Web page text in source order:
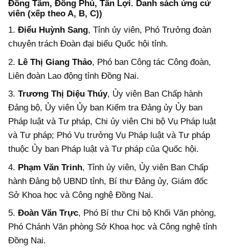
Đồng Tâm, Đồng Phú, Tân Lợi. Danh sách ứng cử
viên (xếp theo A, B, C))
1. Điểu Huỳnh Sang, Tỉnh ủy viên, Phó Trưởng đoàn
chuyên trách Đoàn đại biểu Quốc hội tỉnh.
2. Lê Thị Giang Thảo, Phó ban Công tác Công đoàn,
Liên đoàn Lao động tỉnh Đồng Nai.
3. Trương Thị Diệu Thúy, Ủy viên Ban Chấp hành
Đảng bộ, Ủy viên Ủy ban Kiểm tra Đảng ủy Ủy ban
Pháp luật và Tư pháp, Chi ủy viên Chi bộ Vụ Pháp luật
và Tư pháp; Phó Vụ trưởng Vụ Pháp luật và Tư pháp
thuộc Ủy ban Pháp luật và Tư pháp của Quốc hội.
4. Phạm Văn Trinh, Tỉnh ủy viên, Ủy viên Ban Chấp
hành Đảng bộ UBND tỉnh, Bí thư Đảng ủy, Giám đốc
Sở Khoa học và Công nghệ Đồng Nai.
5. Đoàn Văn Trực, Phó Bí thư Chi bộ Khối Văn phòng,
Phó Chánh Văn phòng Sở Khoa học và Công nghệ tỉnh
Đồng Nai.